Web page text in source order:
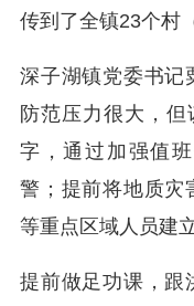
传到了全镇23个村
深子湖镇党委书记
防范压力很大，但
字，通过加强值
警；提前将地质灾
等重点区域人员建
提前做足功课，跟